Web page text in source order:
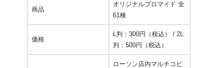
商品
オリジナルブロマイド 全
61種
価格
L判：300円（税込） / 2L
判：500円（税込）
ローソン店内マルチコピ